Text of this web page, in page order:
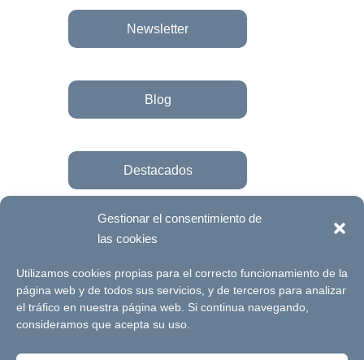
Gestionar el consentimiento de
las cookies
Utilizamos cookies propias para el correcto funcionamiento de la
página web y de todos sus servicios, y de terceros para analizar
el tráfico en nuestra página web. Si continua navegando,
consideramos que acepta su uso.
Newsletter
Blog
Destacados
Únete a la fundación
© Futuro Singular Córdoba 2017. Web
desarrollada por